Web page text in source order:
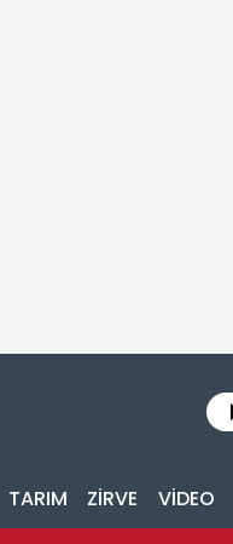
TARIM ZİRVE VİDEO